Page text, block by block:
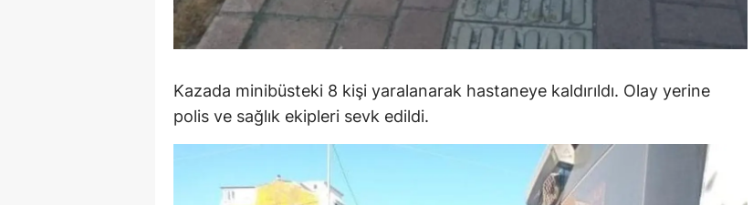
Sinop
Sivas
Tekirdağ
Tokat
Kazada minibüsteki 8 kişi yaralanarak hastaneye kaldırıldı. Olay yerine
polis ve sağlık ekipleri sevk edildi.